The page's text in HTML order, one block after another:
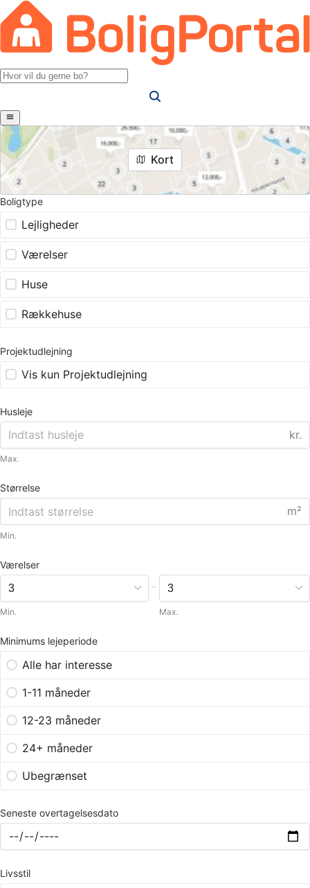
Kort
Boligtype
Lejligheder
Værelser
Huse
Rækkehuse
Projektudlejning
Vis kun Projektudlejning
Husleje
kr.
Max.
Størrelse
m²
Min.
Værelser
Min.
-
Max.
Minimums lejeperiode
Alle har interesse
1-11 måneder
12-23 måneder
24+ måneder
Ubegrænset
Seneste overtagelsesdato
Livsstil